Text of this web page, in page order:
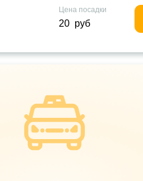
Цена посадки
20 руб